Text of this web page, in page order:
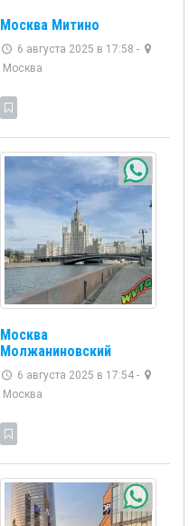
Москва Митино
6 августа 2025 в 17:58 -
Москва
Москва
Молжаниновский
6 августа 2025 в 17:54 -
Москва